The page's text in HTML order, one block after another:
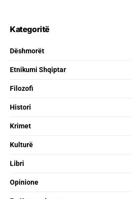
Kategoritë
Dëshmorët
Etnikumi Shqiptar
Filozofi
Histori
Krimet
Kulturë
Libri
Opinione